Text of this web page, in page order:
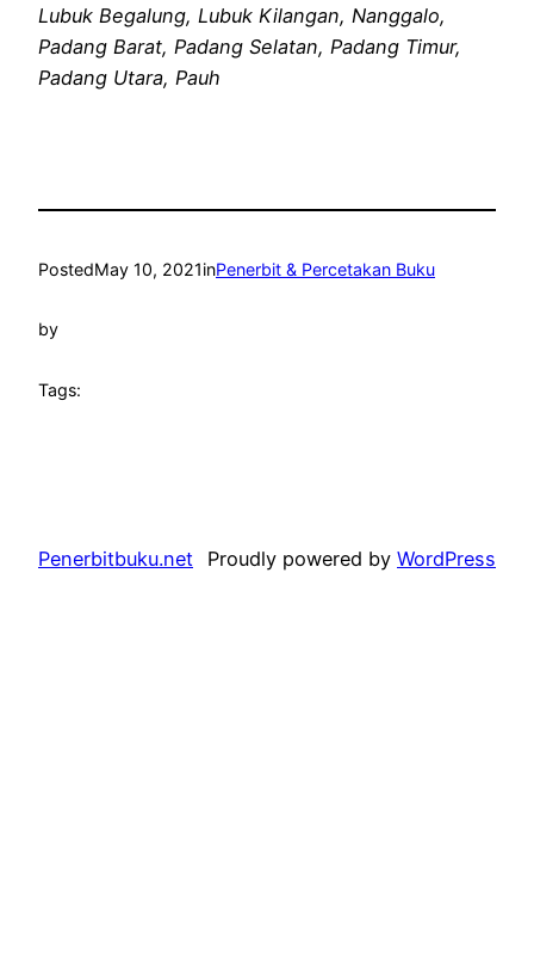
Lubuk Begalung, Lubuk Kilangan, Nanggalo,
Padang Barat, Padang Selatan, Padang Timur,
Padang Utara, Pauh
PostedMay 10, 2021inPenerbit & Percetakan Buku
by
Tags:
Penerbitbuku.net Proudly powered by WordPress